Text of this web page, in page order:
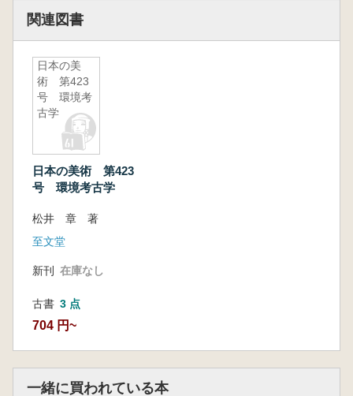
れまで行ってきたシンポジウムは縄文集落研究
た「新地平編年」と呼ばれる中期土器型式編年
は詳細なものとして知られ、この時期を研究す
る者にとって不可欠なものとなっている。ま
た、かれらは縄文集落研究のこれまでの枠組み
を打ち破る斬新な考え方や方法論をしばしば提
踏まえて行われたシンポジウムの討議内容を詳
細にまとめたものである。本書に示された土器
型式編年研究の成果を通じて、縄文集落研究が
文字通り、さらなる新地平へと飛躍できること
山本暉久(昭和女子大学人間文化学部教授)
関連図書
日本の美
術 第423
号 環境考
古学
日本の美術 第423
号 環境考古学
松井 章 著
至文堂
新刊 在庫なし
古書 3 点
704 円~
一緒に買われている本